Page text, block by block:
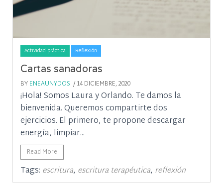
Actividad práctica Reflexión
Cartas sanadoras
BYENEAUNYDOS / 14 DICIEMBRE, 2020
¡Hola! Somos Laura y Orlando. Te damos la
bienvenida. Queremos compartirte dos
ejercicios. El primero, te propone descargar
energía, limpiar...
Read More
Tags: escritura, escritura terapéutica, reflexión